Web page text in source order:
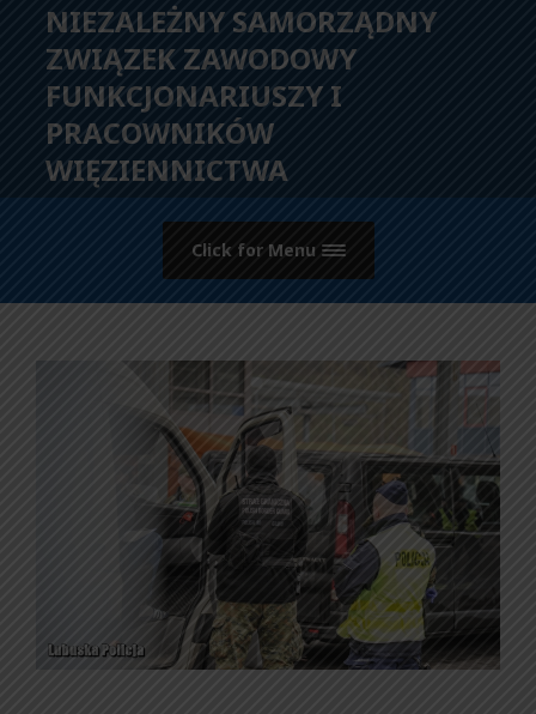
NIEZALEŻNY SAMORZĄDNY
ZWIĄZEK ZAWODOWY
FUNKCJONARIUSZY I
PRACOWNIKÓW
WIĘZIENNICTWA
Click for Menu